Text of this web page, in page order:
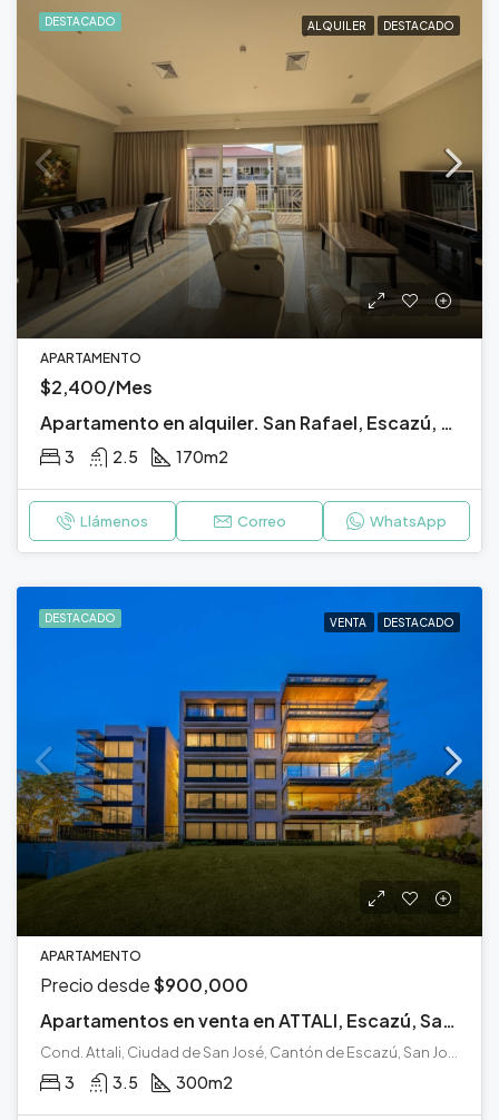
DESTACADO ALQUILER DESTACADO
APARTAMENTO
$2,400/Mes
Apartamento en alquiler. San Rafael, Escazú, San José.
3 2.5 170m2
Llámenos Correo WhatsApp
DESTACADO VENTA DESTACADO
APARTAMENTO
Precio desde$900,000
Apartamentos en venta en ATTALI, Escazú, San José.
3 3.5 300m2